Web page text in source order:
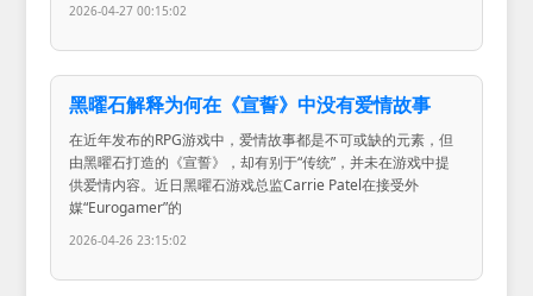
2026-04-27 00:15:02
黑曜石解释为何在《宣誓》中没有爱情故事
在近年发布的RPG游戏中，爱情故事都是不可或缺的元素，但
由黑曜石打造的《宣誓》，却有别于“传统”，并未在游戏中提
供爱情内容。近日黑曜石游戏总监Carrie Patel在接受外
媒“Eurogamer”的
2026-04-26 23:15:02